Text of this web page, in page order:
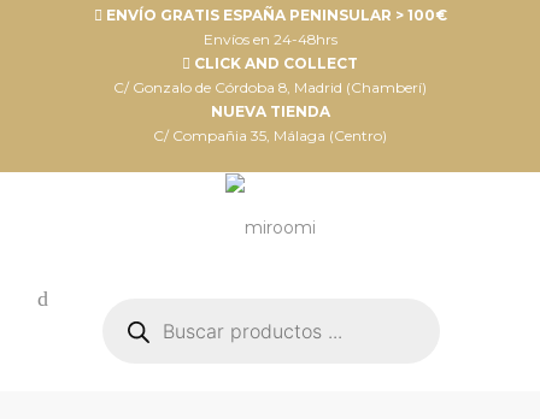
ENVÍO GRATIS ESPAÑA PENINSULAR > 100€
Envíos en 24-48hrs
CLICK AND COLLECT
C/ Gonzalo de Córdoba 8, Madrid (Chamberí)
NUEVA TIENDA
C/ Compañia 35, Málaga (Centro)
productos